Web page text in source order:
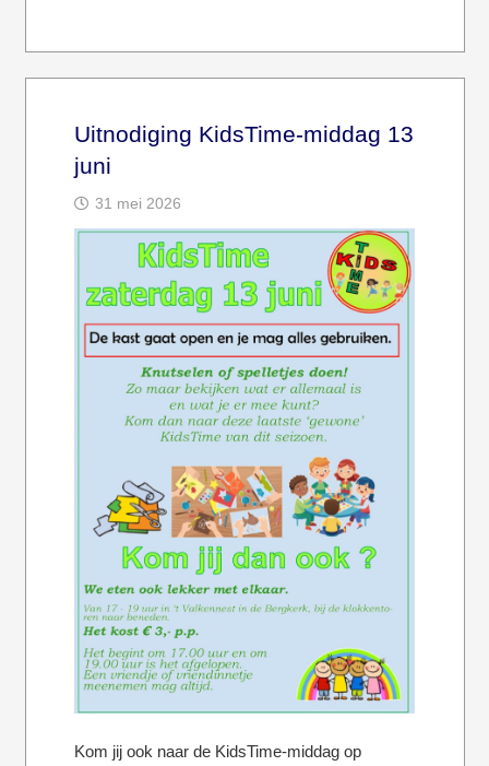
Uitnodiging KidsTime-middag 13
juni
31 mei 2026
Kom jij ook naar de KidsTime-middag op